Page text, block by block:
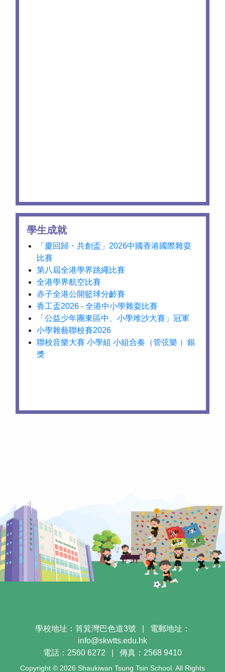
學生成就
「慶回歸・共創盃」2026中國香港國際雜耍
比賽
第八屆全港學界跳繩比賽
全港學界航空比賽
赤子全港公開籃球分齡賽
香工盃2026 - 全港中小學雜耍比賽
「公益少年團東區中、小學堆沙大賽」冠軍
小學雜藝聯校賽2026
聯校音樂大賽 小學組 小組合奏（管弦樂 ）銀
獎
學校地址：筲箕灣巴色道3號
電郵地址：
info@skwtts.edu.hk
電話：2560 6272
傳真：2568 9410
Copyright © 2026 Shaukiwan Tsung Tsin School. All Rights